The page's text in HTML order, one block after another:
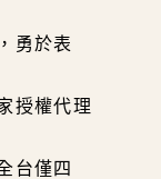
勇於表
授權代理
台僅四